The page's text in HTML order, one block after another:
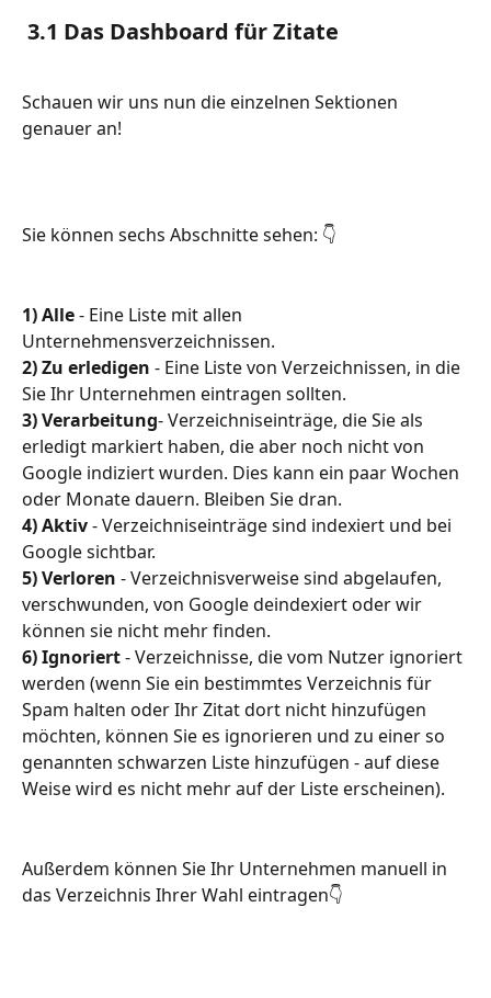
3.1 Das Dashboard für Zitate
Schauen wir uns nun die einzelnen Sektionen
genauer an!
Sie können sechs Abschnitte sehen: 👇
1) Alle - Eine Liste mit allen
Unternehmensverzeichnissen.
2) Zu erledigen - Eine Liste von Verzeichnissen, in die
Sie Ihr Unternehmen eintragen sollten.
3) Verarbeitung- Verzeichniseinträge, die Sie als
erledigt markiert haben, die aber noch nicht von
Google indiziert wurden. Dies kann ein paar Wochen
oder Monate dauern. Bleiben Sie dran.
4) Aktiv - Verzeichniseinträge sind indexiert und bei
Google sichtbar.
5) Verloren - Verzeichnisverweise sind abgelaufen,
verschwunden, von Google deindexiert oder wir
können sie nicht mehr finden.
6) Ignoriert - Verzeichnisse, die vom Nutzer ignoriert
werden (wenn Sie ein bestimmtes Verzeichnis für
Spam halten oder Ihr Zitat dort nicht hinzufügen
möchten, können Sie es ignorieren und zu einer so
genannten schwarzen Liste hinzufügen - auf diese
Weise wird es nicht mehr auf der Liste erscheinen).
Außerdem können Sie Ihr Unternehmen manuell in
das Verzeichnis Ihrer Wahl eintragen👇